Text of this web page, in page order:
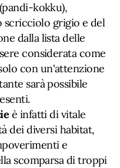
kokku),
scricciolo grigio e del
dalla lista delle
considerata come
con un'attenzione
sarà possibile
è infatti di vitale
dei diversi habitat,
e
scomparsa di troppi